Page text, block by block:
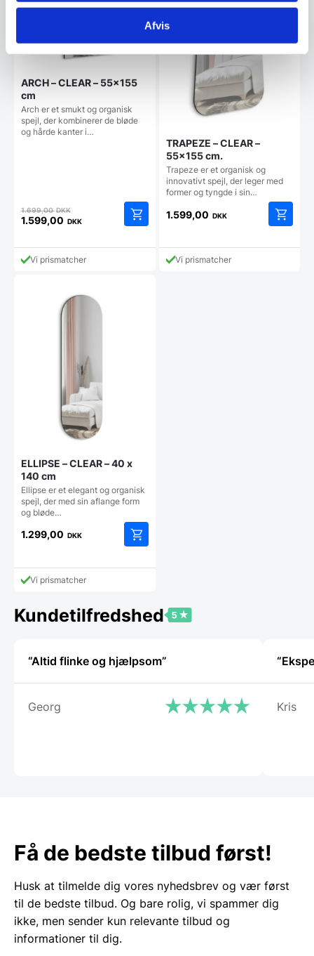
Afvis
ARCH – CLEAR – 55×155
cm
Arch er et smukt og organisk
spejl, der kombinerer de bløde
og hårde kanter i…
1.699,00DKKDen
oprindelige
var:
1.699,00 DKK.
1.599,00 DKK
aktuelle
prisVi prismatcher
TRAPEZE – CLEAR –
55×155 cm.
Trapeze er et organisk og
innovativt spejl, der leger med
former og tyngde i sin…
1.599,00 DKK
Vi prismatcher
ELLIPSE – CLEAR – 40 x
140 cm
Ellipse er et elegant og organisk
spejl, der med sin aflange form
og bløde…
1.299,00 DKK
Vi prismatcher
Kundetilfredshed
“Altid flinke og hjælpsom”
Georg Kris
Få de bedste tilbud først!
Husk at tilmelde dig vores nyhedsbrev og vær først
til de bedste tilbud. Og bare rolig, vi spammer dig
ikke, men sender kun relevante tilbud og
informationer til dig.